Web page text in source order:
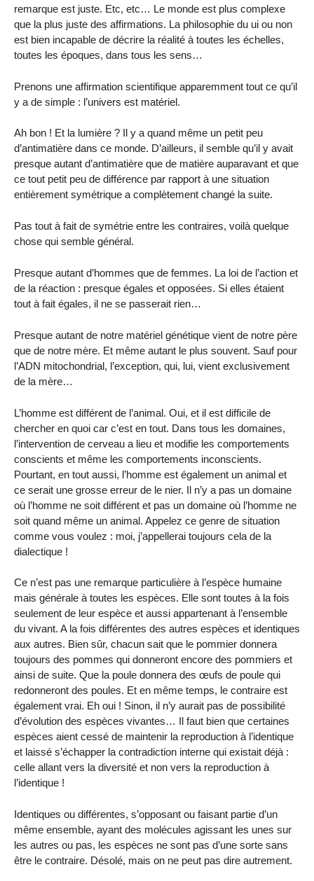
remarque est juste. Etc, etc… Le monde est plus complexe
que la plus juste des affirmations. La philosophie du ui ou non
est bien incapable de décrire la réalité à toutes les échelles,
toutes les époques, dans tous les sens…
Prenons une affirmation scientifique apparemment tout ce qu’il
y a de simple : l’univers est matériel.
Ah bon ! Et la lumière ? Il y a quand même un petit peu
d’antimatière dans ce monde. D’ailleurs, il semble qu’il y avait
presque autant d’antimatière que de matière auparavant et que
ce tout petit peu de différence par rapport à une situation
entièrement symétrique a complètement changé la suite.
Pas tout à fait de symétrie entre les contraires, voilà quelque
chose qui semble général.
Presque autant d’hommes que de femmes. La loi de l’action et
de la réaction : presque égales et opposées. Si elles étaient
tout à fait égales, il ne se passerait rien…
Presque autant de notre matériel génétique vient de notre père
que de notre mère. Et même autant le plus souvent. Sauf pour
l’ADN mitochondrial, l’exception, qui, lui, vient exclusivement
de la mère…
L’homme est différent de l’animal. Oui, et il est difficile de
chercher en quoi car c’est en tout. Dans tous les domaines,
l’intervention de cerveau a lieu et modifie les comportements
conscients et même les comportements inconscients.
Pourtant, en tout aussi, l’homme est également un animal et
ce serait une grosse erreur de le nier. Il n’y a pas un domaine
où l’homme ne soit différent et pas un domaine où l’homme ne
soit quand même un animal. Appelez ce genre de situation
comme vous voulez : moi, j’appellerai toujours cela de la
dialectique !
Ce n’est pas une remarque particulière à l’espèce humaine
mais générale à toutes les espèces. Elle sont toutes à la fois
seulement de leur espèce et aussi appartenant à l’ensemble
du vivant. A la fois différentes des autres espèces et identiques
aux autres. Bien sûr, chacun sait que le pommier donnera
toujours des pommes qui donneront encore des pommiers et
ainsi de suite. Que la poule donnera des œufs de poule qui
redonneront des poules. Et en même temps, le contraire est
également vrai. Eh oui ! Sinon, il n’y aurait pas de possibilité
d’évolution des espèces vivantes… Il faut bien que certaines
espèces aient cessé de maintenir la reproduction à l’identique
et laissé s’échapper la contradiction interne qui existait déjà :
celle allant vers la diversité et non vers la reproduction à
l’identique !
Identiques ou différentes, s’opposant ou faisant partie d’un
même ensemble, ayant des molécules agissant les unes sur
les autres ou pas, les espèces ne sont pas d’une sorte sans
être le contraire. Désolé, mais on ne peut pas dire autrement.